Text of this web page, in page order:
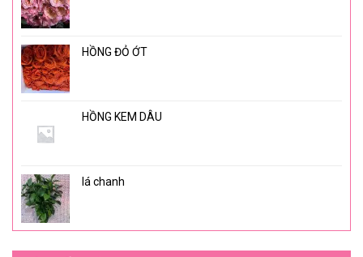
HỒNG ĐỎ ỚT
HỒNG KEM DÂU
lá chanh